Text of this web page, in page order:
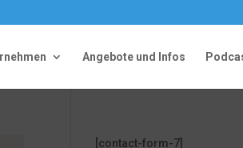
Angebote und Infos
[contact-form-7]